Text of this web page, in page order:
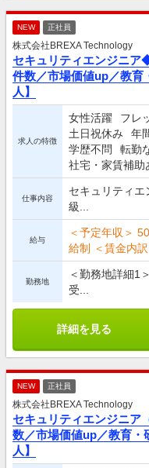
NEW 正社員
株式会社BREXA Technology
セキュリティエンジニア
件数／市場価値up／教
人】
求人の特徴
女性活躍 フレ
土日祝休み
年
学歴不問
転勤
社宅・家賃補助
仕事内容
セキュリティ
級...
給与
＜予定年収＞
給制 ＜賃金内訳
勤務地
＜勤務地詳細1
受...
詳細を見る
NEW 正社員
株式会社BREXA Technology
セキュリティエンジニア
数／市場価値up／教育
人】